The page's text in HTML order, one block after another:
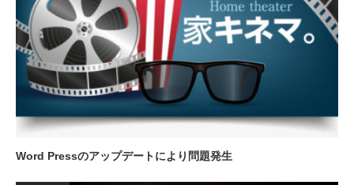
Word Pressのアップデートにより問題発生